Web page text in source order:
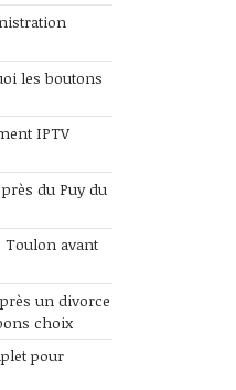
les boutons
IPTV
du Puy du
Toulon avant
un divorce
choix
pour